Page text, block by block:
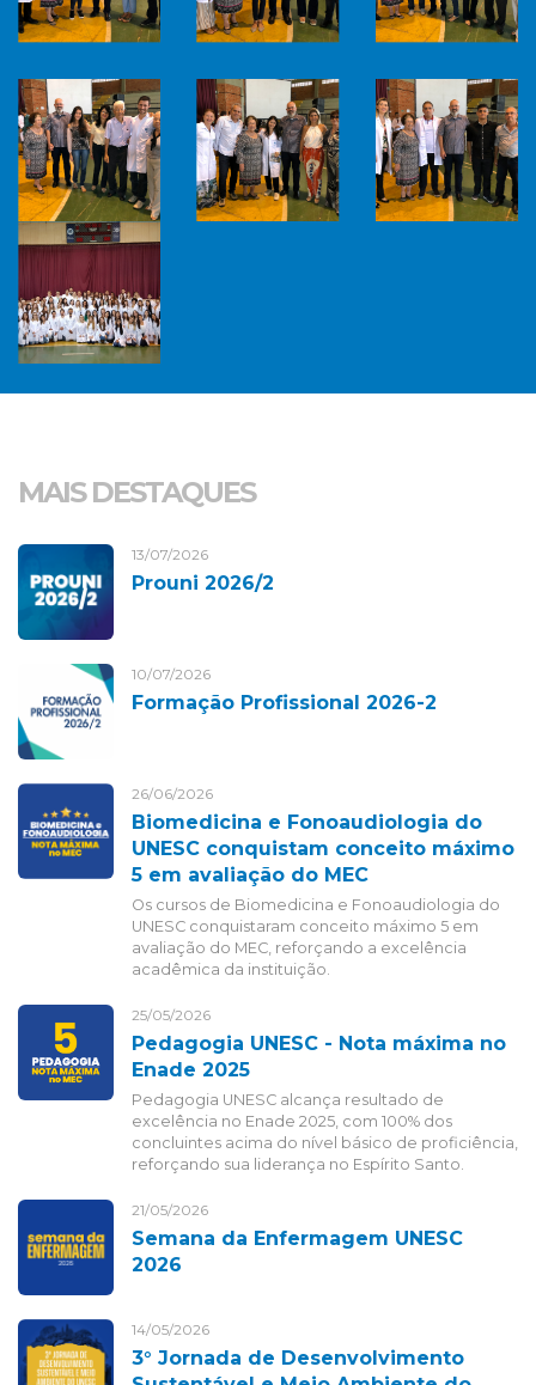
MAIS DESTAQUES
13/07/2026
Prouni 2026/2
10/07/2026
Formação Profissional 2026-2
26/06/2026
Biomedicina e Fonoaudiologia do
UNESC conquistam conceito máximo
5 em avaliação do MEC
Os cursos de Biomedicina e Fonoaudiologia do
UNESC conquistaram conceito máximo 5 em
avaliação do MEC, reforçando a excelência
acadêmica da instituição.
25/05/2026
Pedagogia UNESC - Nota máxima no
Enade 2025
Pedagogia UNESC alcança resultado de
excelência no Enade 2025, com 100% dos
concluintes acima do nível básico de proficiência,
reforçando sua liderança no Espírito Santo.
21/05/2026
Semana da Enfermagem UNESC
2026
14/05/2026
3° Jornada de Desenvolvimento